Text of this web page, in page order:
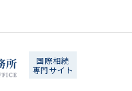
国際相続
専門サイト